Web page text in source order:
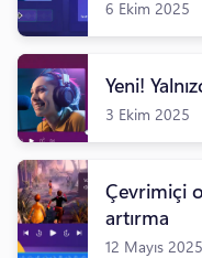
6 Ekim 2025
Yeni!
3 Ekim 2025
Çevrimiçi
artırma
12 Mayıs 2025